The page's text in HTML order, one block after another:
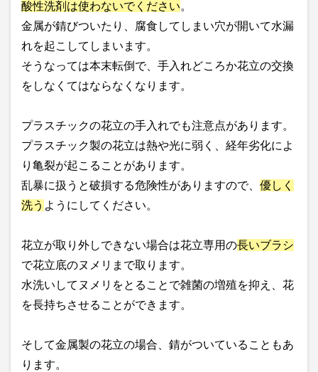
酸性洗剤は使わないでください。
金属が錆びついたり、腐食してしまい穴が開いて水漏
れを起こしてしまいます。
そうなっては本末転倒で、手入れどころか花立の交換
をしなくてはならなくなります。
プラスチックの花立の手入れでも注意点があります。
プラスチック製の花立は熱や光に弱く、経年劣化によ
り亀裂が起こることがあります。
乱暴に扱うと破損する危険性がありますので、 優しく
洗う ようにしてください。
花立が取り外しできない場合は花立専用の長いブラシ
で花立底のヌメリまで取ります。
水洗いしてヌメリをとることで雑菌の増殖を抑え、花
を長持ちさせることができます。
そして金属製の花立の場合、錆がついていることもあ
ります。